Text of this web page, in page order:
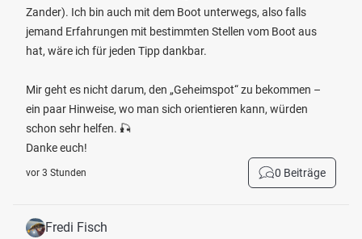
Zander). Ich bin auch mit dem Boot unterwegs, also falls
jemand Erfahrungen mit bestimmten Stellen vom Boot aus
hat, wäre ich für jeden Tipp dankbar.
Mir geht es nicht darum, den „Geheimspot“ zu bekommen –
ein paar Hinweise, wo man sich orientieren kann, würden
schon sehr helfen. 🎣
Danke euch!
vor 3 Stunden 0 Beiträge
Fredi Fisch